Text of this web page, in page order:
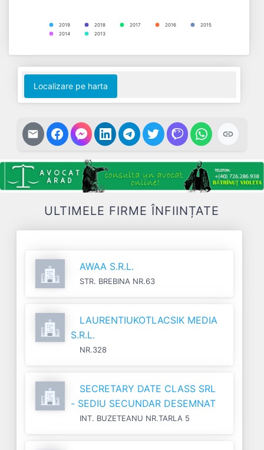
2019 2018 2017 2016
2015
2014
2013
End of interactive chart.
Localizare pe harta
ULTIMELE FIRME ÎNFIINȚATE
AWAA S.R.L.
STR. BREBINA NR.63
LAURENTIUKOTLACSIK MEDIA
S.R.L.
NR.328
SECRETARY DATE CLASS SRL
- SEDIU SECUNDAR DESEMNAT
INT. BUZETEANU NR.TARLA 5